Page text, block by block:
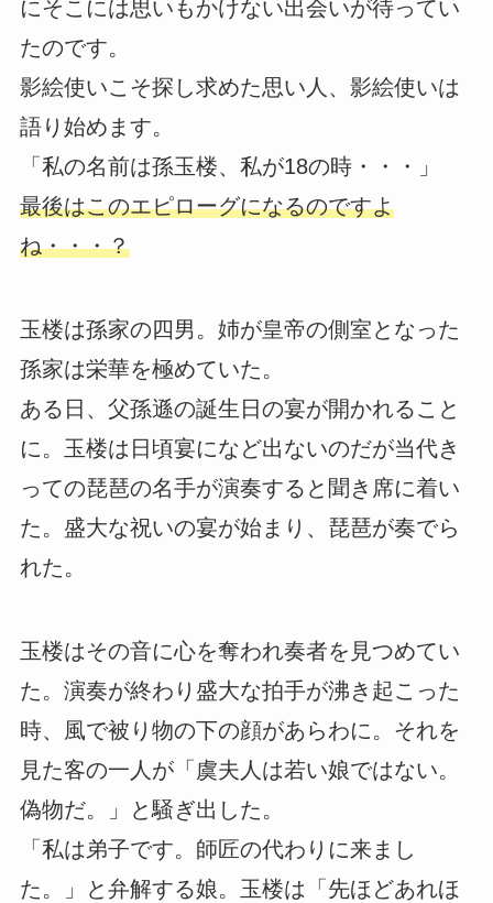
にそこには思いもかけない出会いが待ってい
たのです。
影絵使いこそ探し求めた思い人、影絵使いは
語り始めます。
「私の名前は孫玉楼、私が18の時・・・」
最後はこのエピローグになるのですよ
ね・・・？
玉楼は孫家の四男。姉が皇帝の側室となった
孫家は栄華を極めていた。
ある日、父孫遜の誕生日の宴が開かれること
に。玉楼は日頃宴になど出ないのだが当代き
っての琵琶の名手が演奏すると聞き席に着い
た。盛大な祝いの宴が始まり、琵琶が奏でら
れた。
玉楼はその音に心を奪われ奏者を見つめてい
た。演奏が終わり盛大な拍手が沸き起こった
時、風で被り物の下の顔があらわに。それを
見た客の一人が「虞夫人は若い娘ではない。
偽物だ。」と騒ぎ出した。
「私は弟子です。師匠の代わりに来まし
た。」と弁解する娘。玉楼は「先ほどあれほ